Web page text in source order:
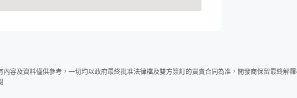
容及資料僅供參考，一切均以政府最終批准法律檔及雙方簽訂的買賣合同為准，開發商保留最終解